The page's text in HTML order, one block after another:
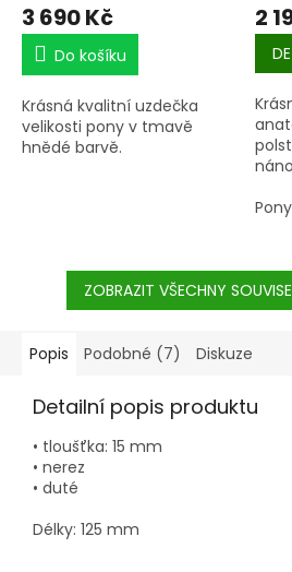
3 690 Kč
Do košíku
Krásná kvalitní uzdečka
velikosti pony v tmavě
hnědé barvě.
2
Pony
ZOBRAZIT VŠECHNY
Popis Podobné (7) Diskuze
Detailní popis produktu
• tloušťka: 15 mm
• nerez
• duté
Délky: 125 mm